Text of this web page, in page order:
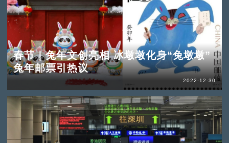
春节｜兔年文创亮相 冰墩墩化身“兔墩墩”
兔年邮票引热议
2022-12-30